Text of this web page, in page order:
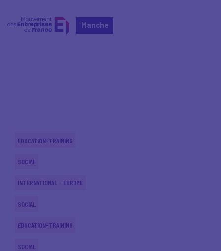
Manche
EDUCATION-TRAINING
SOCIAL
INTERNATIONAL - EUROPE
SOCIAL
EDUCATION-TRAINING
SOCIAL